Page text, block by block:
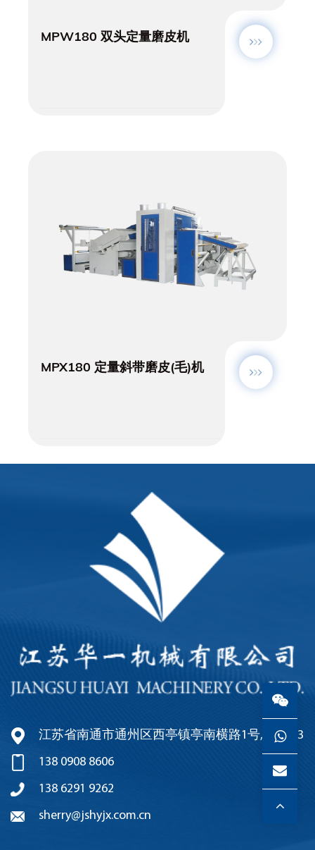
MPW180 双头定量磨皮机
MPX180 定量斜带磨皮(毛)机
江苏省南通市通州区西亭镇亭南横路1号, 226003
138 0908 8606
138 6291 9262
sherry@jshyjx.com.cn